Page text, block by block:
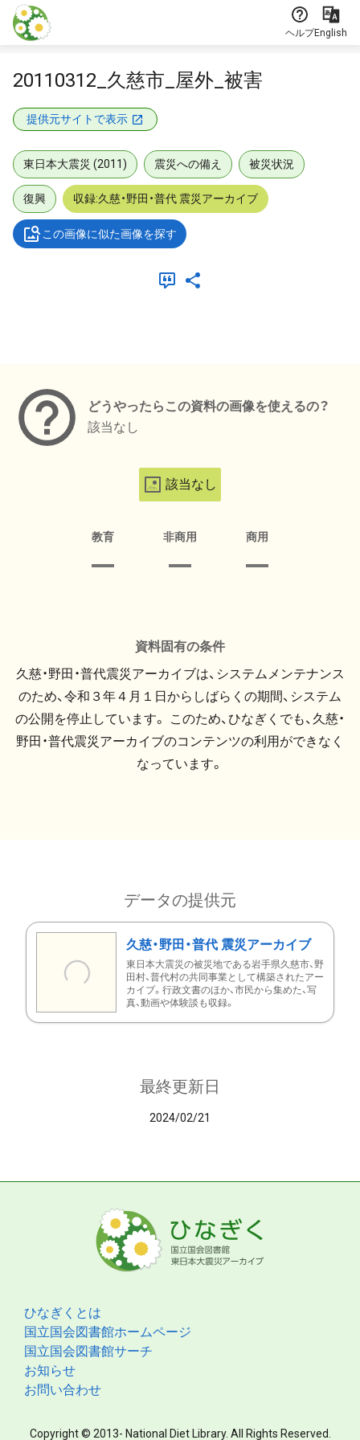
本文に飛ぶ
ヘルプEnglish
20110312_久慈市_屋外_被害
提供元サイトで表示
東日本大震災 (2011) 震災への備え 被災状況
復興 収録:久慈・野田・普代 震災アーカイブ
この画像に似た画像を探す
どうやったらこの資料の画像を使えるの？
該当なし
該当なし
教育 非商用 商用
資料固有の条件
久慈・野田・普代震災アーカイブは、システムメンテナンス
のため、令和３年４月１日からしばらくの期間、システム
の公開を停止しています。 このため、ひなぎくでも、久慈・
野田・普代震災アーカイブのコンテンツの利用ができなく
なっています。
データの提供元
久慈・野田・普代 震災アーカイブ
東日本大震災の被災地である岩手県久慈市、野
田村、普代村の共同事業として構築されたアー
カイブ。行政文書のほか、市民から集めた、写
真、動画や体験談も収録。
最終更新日
2024/02/21
ひなぎくとは
国立国会図書館ホームページ
国立国会図書館サーチ
お知らせ
お問い合わせ
Copyright © 2013- National Diet Library. All Rights Reserved.